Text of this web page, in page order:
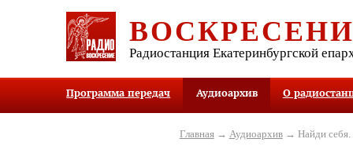
Радиостанция Екатеринбургской
Программа передач Аудиоархив О
Главная→ Аудиоархив→ Найди себя.